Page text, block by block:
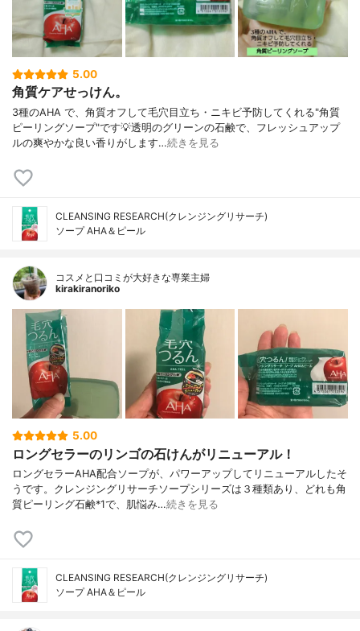
5.00
角質ケアせっけん。
3種のAHA で、角質オフして毛穴目立ち・ニキビ予防してくれる"角質
ピーリングソープ"です💡透明のグリーンの石鹸で、フレッシュアップ
ルの爽やかな良い香りがします…続きを見る
CLEANSING RESEARCH(クレンジングリサーチ)
ソープ AHA＆ピール
コスメと口コミが大好きな専業主婦
kirakiranoriko
5.00
ロングセラーのリンゴの石けんがリニューアル！
ロングセラーAHA配合ソープが、パワーアップしてリニューアルしたそ
うです。クレンジングリサーチソープシリーズは３種類あり、どれも角
質ピーリング石鹸*1で、肌悩み…続きを見る
CLEANSING RESEARCH(クレンジングリサーチ)
ソープ AHA＆ピール